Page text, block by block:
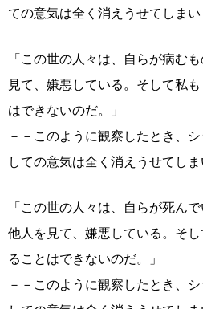
ての意気は全く消えうせてしまい
「この世の人々は、自らが病む
見て、嫌悪している。そして私
はできないのだ。」
－－このように観察したとき、
しての意気は全く消えうせてしま
「この世の人々は、自らが死ん
他人を見て、嫌悪している。そ
ることはできないのだ。」
－－このように観察したとき、